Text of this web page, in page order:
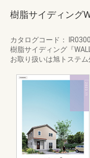
樹脂サイディング
カタログコード： IR0300
樹脂サイディング『
お取り扱いは旭トステム